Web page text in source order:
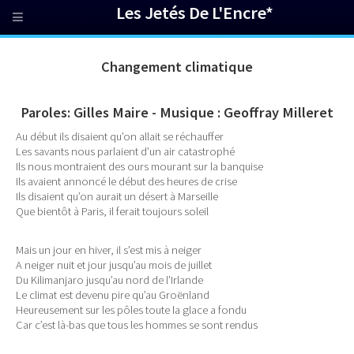
Changement climatique
Paroles: Gilles Maire - Musique : Geoffray Milleret
Au début ils disaient qu’on allait se réchauffer
Les savants nous parlaient d’un air catastrophé
Ils nous montraient des ours mourant sur la banquise
Ils avaient annoncé le début des heures de crise
Ils disaient qu’on aurait un désert à Marseille
Que bientôt à Paris, il ferait toujours soleil
Mais un jour en hiver, il s’est mis à neiger
A neiger nuit et jour jusqu’au mois de juillet
Du Kilimanjaro jusqu’au nord de l’Irlande
Le climat est devenu pire qu’au Groënland
Heureusement sur les pôles toute la glace a fondu
Car c’est là-bas que tous les hommes se sont rendus
Les Jetés De L'Encre*